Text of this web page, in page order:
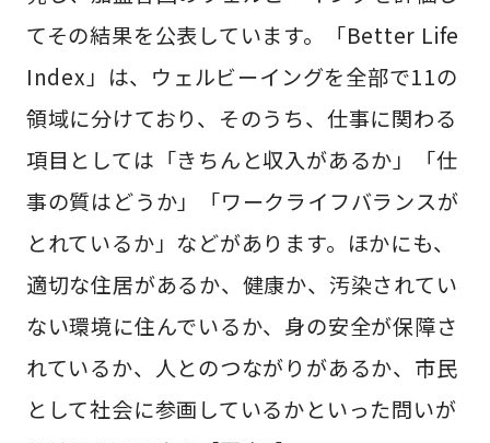
てその結果を公表しています。「Better Life
Index」は、ウェルビーイングを全部で11の
領域に分けており、そのうち、仕事に関わる
項目としては「きちんと収入があるか」「仕
事の質はどうか」「ワークライフバランスが
とれているか」などがあります。ほかにも、
適切な住居があるか、健康か、汚染されてい
ない環境に住んでいるか、身の安全が保障さ
れているか、人とのつながりがあるか、市民
として社会に参画しているかといった問いが